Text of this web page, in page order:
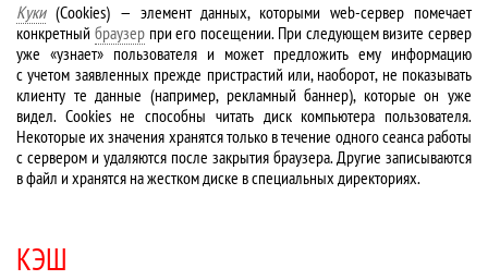
Куки(Cookies) — элемент данных, которыми web-сервер помечает
конкретный браузерпри его посещении. При следующем визите сервер
уже «узнает» пользователя и может предложить ему информацию
с учетом заявленных прежде пристрастий или, наоборот, не показывать
клиенту те данные (например, рекламный баннер), которые он уже
видел. Cookies не способны читать диск компьютера пользователя.
Некоторые их значения хранятся только в течение одного сеанса работы
с сервером и удаляются после закрытия браузера. Другие записываются
в файл и хранятся на жестком диске в специальных директориях.
КЭШ